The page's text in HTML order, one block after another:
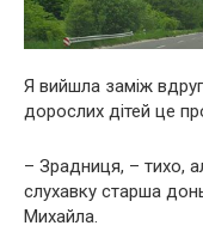
Я вийшла заміж
дорослих дітей це
– Зрадниця, – тихо,
слухавку старша
Михайла.